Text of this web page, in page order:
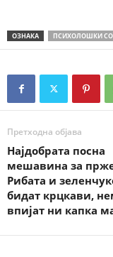
ОЗНАКА ПСИХОЛОШКИ
Претходна објава
Најдобрата посна
мешавина за
Рибата и
бидат крцкави,
впијат ни капка